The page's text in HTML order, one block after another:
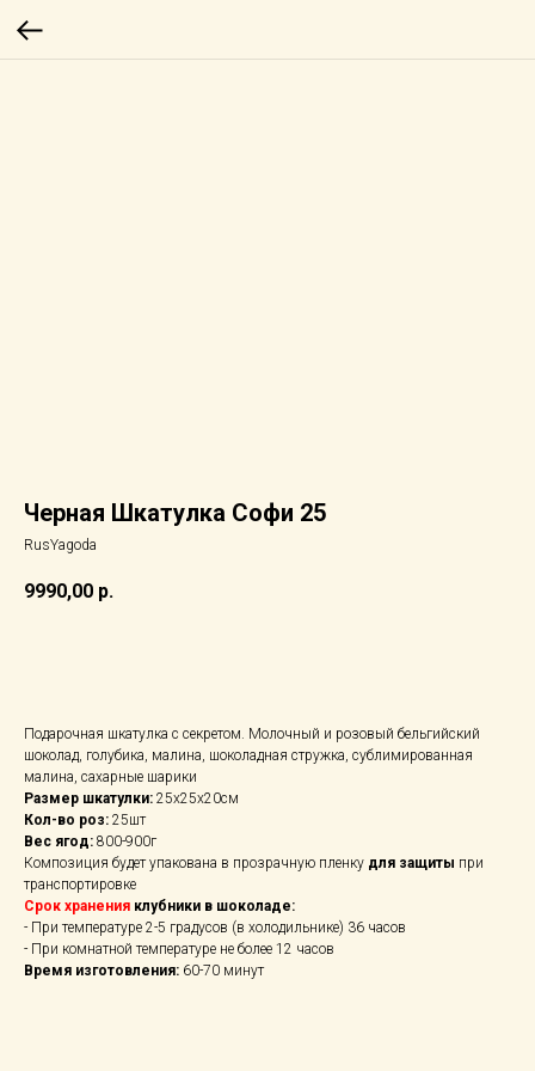
Черная Шкатулка Софи 25
RusYagoda
9990,00 р.
Подарочная шкатулка с секретом. Молочный и розовый бельгийский
шоколад, голубика, малина, шоколадная стружка, сублимированная
малина, сахарные шарики
Размер шкатулки: 25х25х20см
Кол-во роз: 25шт
Вес ягод: 800-900г
Композиция будет упакована в прозрачную пленку для защиты при
транспортировке
Срок хранения клубники в шоколаде:
- При температуре 2-5 градусов (в холодильнике) 36 часов
- При комнатной температуре не более 12 часов
Время изготовления: 60-70 минут